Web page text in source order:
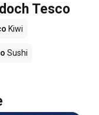
Tesco
Kiwi
Sushi